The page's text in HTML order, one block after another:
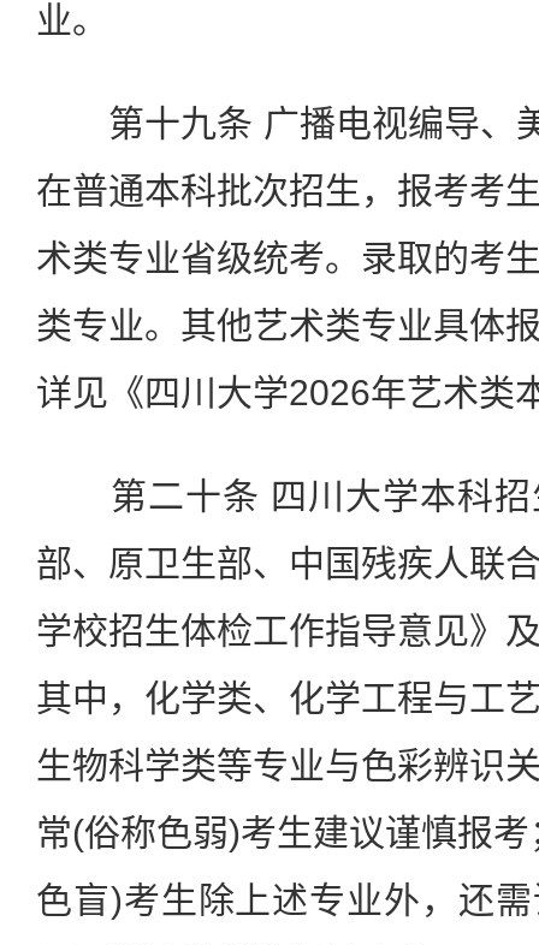
业。
第十九条 广播电视编导、
在普通本科批次招生，报考考
术类专业省级统考。录取的考
类专业。其他艺术类专业具体
详见《四川大学2026年艺术类
第二十条 四川大学本科招
部、原卫生部、中国残疾人联
学校招生体检工作指导意见》
其中，化学类、化学工程与工
生物科学类等专业与色彩辨识
常(俗称色弱)考生建议谨慎报
色盲)考生除上述专业外，还